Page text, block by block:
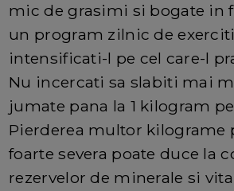
mic de grasimi si bogate in
un program zilnic de
intensificati-l pe cel care-l
Nu incercati sa slabiti mai
jumate pana la 1 kilogram
Pierderea multor kilograme
foarte severa poate duce la
rezervelor de minerale si